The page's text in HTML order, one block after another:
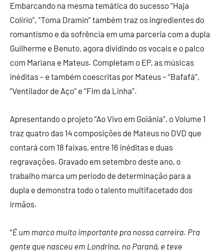
Embarcando na mesma temática do sucesso “Haja
Colírio”, “Toma Dramin” também traz os ingredientes do
romantismo e da sofrência em uma parceria com a dupla
Guilherme e Benuto, agora dividindo os vocais e o palco
com Mariana e Mateus. Completam o EP, as músicas
inéditas – e também coescritas por Mateus – “Bafafá”,
“Ventilador de Aço” e “Fim da Linha”.
Apresentando o projeto “Ao Vivo em Goiânia”, o Volume 1
traz quatro das 14 composições de Mateus no DVD que
contará com 18 faixas, entre 16 inéditas e duas
regravações. Gravado em setembro deste ano, o
trabalho marca um período de determinação para a
dupla e demonstra todo o talento multifacetado dos
irmãos.
“É um marco muito importante pra nossa carreira. Pra
gente que nasceu em Londrina, no Paraná, e teve